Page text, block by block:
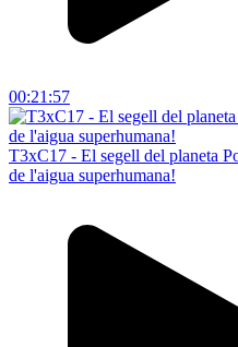
00:21:57
T3xC17 - El segell del planeta
de l'aigua superhumana!